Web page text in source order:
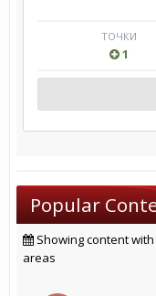
ТОЧКИ
1
Popular
Showing content
areas